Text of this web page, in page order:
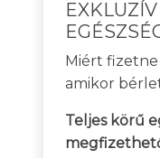
EXKLUZÍV
Miért
amikor
Teljes körű